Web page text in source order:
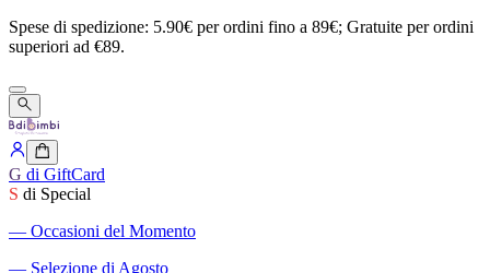
Spese di spedizione: 5.90€ perordini fino a 89€; Gratuite perordini
superiori ad €89.
G di GiftCard
S di Special
― Occasioni del Momento
― Selezione di Agosto